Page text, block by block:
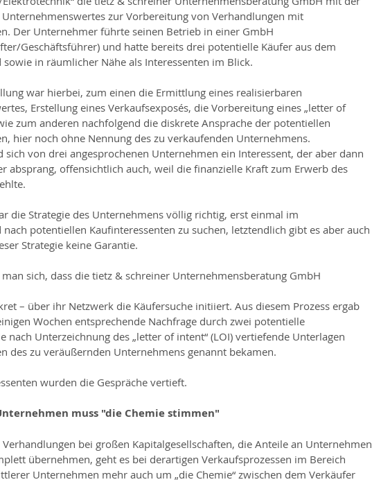
zur Vorbereitung von Verhandlungen mit
Der Unternehmer führte seinen Betrieb in einer GmbH
Geschäftsführer) und hatte bereits drei potentielle Käufer aus dem
in räumlicher Nähe als Interessenten im Blick.
war hierbei, zum einen die Ermittlung eines realisierbaren
Erstellung eines Verkaufsexposés, die Vorbereitung eines „letter of
zum anderen nachfolgend die diskrete Ansprache der potentiellen
hier noch ohne Nennung des zu verkaufenden Unternehmens.
sich von drei angesprochenen Unternehmen ein Interessent, der aber dann
absprang, offensichtlich auch, weil die finanzielle Kraft zum Erwerb des
die Strategie des Unternehmens völlig richtig, erst einmal im
potentiellen Kaufinteressenten zu suchen, letztendlich gibt es aber auch
Strategie keine Garantie.
sich, dass die tietz & schreiner Unternehmensberatung GmbH
Wochen entsprechende Nachfrage durch zwei potentielle
nach Unterzeichnung des „letter of intent“ (LOI) vertiefende Unterlagen
des zu veräußernden Unternehmens genannt bekamen.
wurden die Gespräche vertieft.
muss "die Chemie stimmen"
Verhandlungen bei großen Kapitalgesellschaften, die Anteile an Unternehmen
übernehmen, geht es bei derartigen Verkaufsprozessen im Bereich
Unternehmen mehr auch um „die Chemie“ zwischen dem Verkäufer